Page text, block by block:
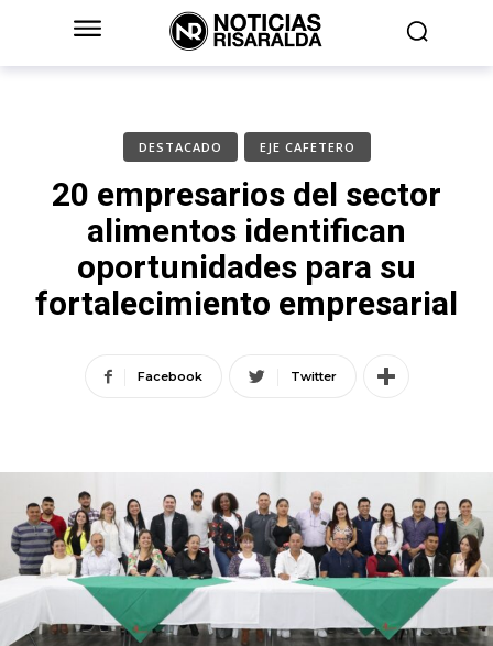
DESTACADO EJE CAFETERO
20 empresarios del sector
alimentos identifican
oportunidades para su
fortalecimiento empresarial
Facebook Twitter